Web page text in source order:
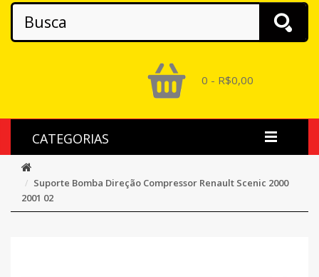
0 - R$0,00
CATEGORIAS
Suporte Bomba Direção Compressor Renault Scenic 2000
2001 02